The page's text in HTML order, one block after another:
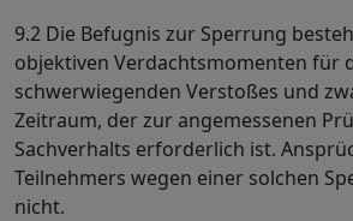
9.2 Die Befugnis zur Sperrung
objektiven Verdachtsmomenten für
schwerwiegenden Verstoßes und
Zeitraum, der zur angemessenen
Sachverhalts erforderlich ist.
Teilnehmers wegen einer solchen
nicht.